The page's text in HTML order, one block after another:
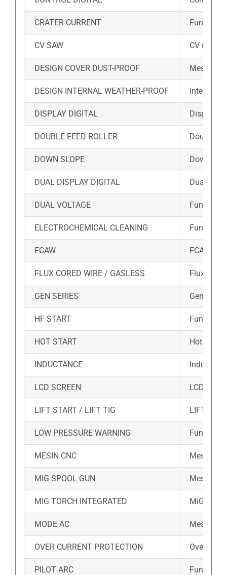
CRATER CURRENT Fungsi
CV SAW CV
DESIGN COVER DUST-PROOF Mesin
DESIGN INTERNAL WEATHER-PROOF Internal
DISPLAY DIGITAL Display
DOUBLE FEED ROLLER Double
DOWN SLOPE Down
DUAL DISPLAY DIGITAL Dual
DUAL VOLTAGE Fungsi
ELECTROCHEMICAL CLEANING Fungsi
FCAW FCAW
FLUX CORED WIRE / GASLESS Flux
GEN SERIES Gen
HF START Fungsi
HOT START Hot start
INDUCTANCE
LCD SCREEN LCD
LIFT START / LIFT TIG LIFT
LOW PRESSURE WARNING Fungsi
MESIN CNC Mesin ini
MIG SPOOL GUN Mesin ini
MIG TORCH INTEGRATED MiG
MODE AC Mesin ini
OVER CURRENT PROTECTION Over
PILOT ARC Fungsi